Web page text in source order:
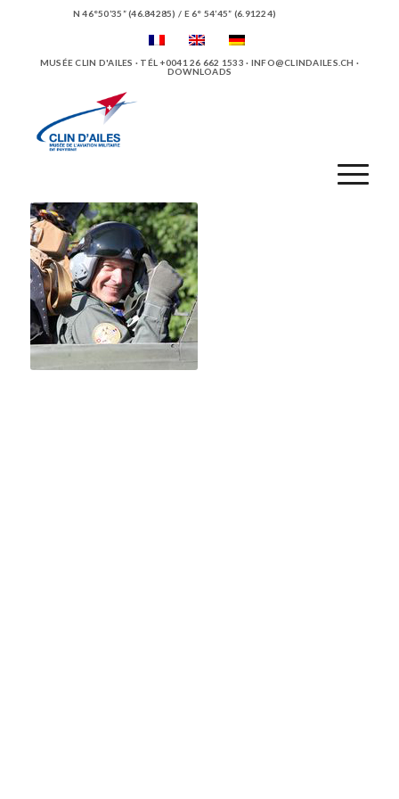
N 46°50’35” (46.84285) / E 6° 54’45” (6.91224)
MUSÉE CLIN D'AILES · TÉL +0041 26 662 1533 · INFO@CLINDAILES.CH ·
DOWNLOADS